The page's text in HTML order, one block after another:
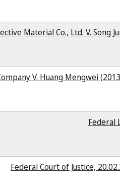
Material Co., Ltd. V. Song
V. Huang Mengwei
Federal
Federal Court of Justice,